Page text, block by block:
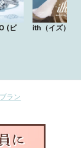
(ビ
ith（イズ）
ブラン